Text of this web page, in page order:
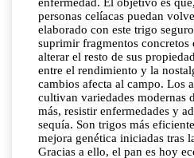
personas celíacas puedan
elaborado con este trigo
suprimir fragmentos
alterar el resto de sus
entre el rendimiento y la
cambios afecta al campo. Los
cultivan variedades modernas
más, resistir enfermedades y
sequía. Son trigos más
mejora genética iniciadas tras
Gracias a ello, el pan es hoy